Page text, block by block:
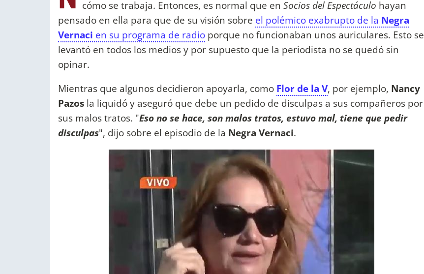
cómo se trabaja. Entonces, es normal que en Socios del Espectáculo hayan
pensado en ella para que de su visión sobre el polémico exabrupto de la Negra
Vernaci en su programa de radio porque no funcionaban unos auriculares. Esto se
levantó en todos los medios y por supuesto que la periodista no se quedó sin
opinar.
Mientras que algunos decidieron apoyarla, como Flor de la V, por ejemplo, Nancy
Pazos la liquidó y aseguró que debe un pedido de disculpas a sus compañeros por
sus malos tratos. "Eso no se hace, son malos tratos, estuvo mal, tiene que pedir
disculpas", dijo sobre el episodio de la Negra Vernaci.